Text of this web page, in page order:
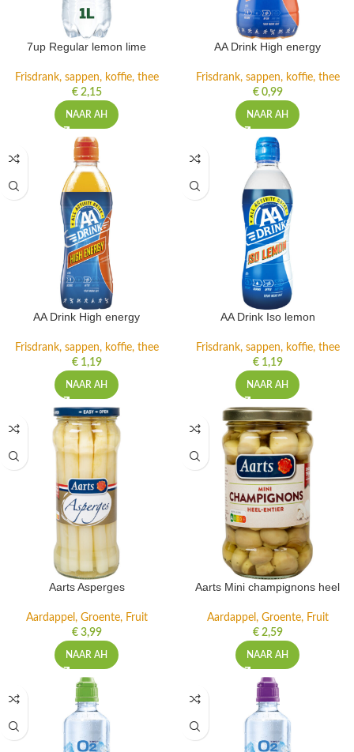
7up Regular lemon lime
Frisdrank, sappen, koffie, thee
€2,15
NAAR AH
AA Drink High energy
Frisdrank, sappen, koffie, thee
€0,99
NAAR AH
AA Drink High energy
Frisdrank, sappen, koffie, thee
€1,19
NAAR AH
AA Drink Iso lemon
Frisdrank, sappen, koffie, thee
€1,19
NAAR AH
Aarts Asperges
Aardappel, Groente, Fruit
€3,99
NAAR AH
Aarts Mini champignons heel
Aardappel, Groente, Fruit
€2,59
NAAR AH